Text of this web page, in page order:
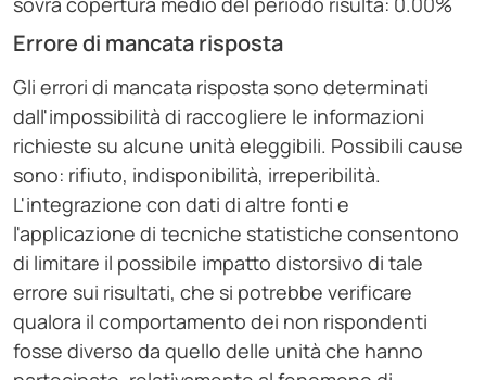
Errore di mancata risposta
Gli errori di mancata risposta sono determinati
dall'impossibilità di raccogliere le informazioni
richieste su alcune unità eleggibili. Possibili cause
sono: rifiuto, indisponibilità, irreperibilità.
L'integrazione con dati di altre fonti e
l'applicazione di tecniche statistiche consentono
di limitare il possibile impatto distorsivo di tale
errore sui risultati, che si potrebbe verificare
qualora il comportamento dei non rispondenti
fosse diverso da quello delle unità che hanno